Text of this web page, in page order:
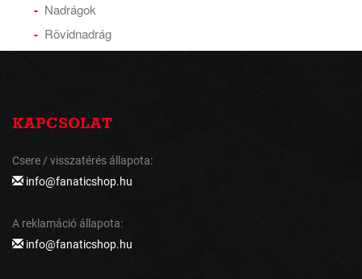
Nadrágok
Rövidnadrág
KAPCSOLAT
Csere / visszatérés állapota:
info@fanaticshop.hu
A reklamáció állapota:
info@fanaticshop.hu